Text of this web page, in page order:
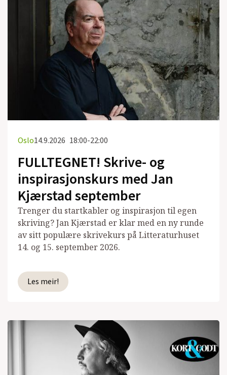
Oslo14.9.2026 18:00-22:00
FULLTEGNET! Skrive- og
inspirasjonskurs med Jan
Kjærstad september
Trenger du startkabler og inspirasjon til egen
skriving? Jan Kjærstad er klar med en ny runde
av sitt populære skrivekurs på Litteraturhuset
14. og 15. september 2026.
Les meir!